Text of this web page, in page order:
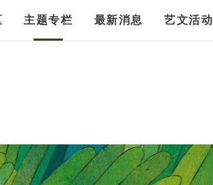
主题专栏 最新消息 艺文活动